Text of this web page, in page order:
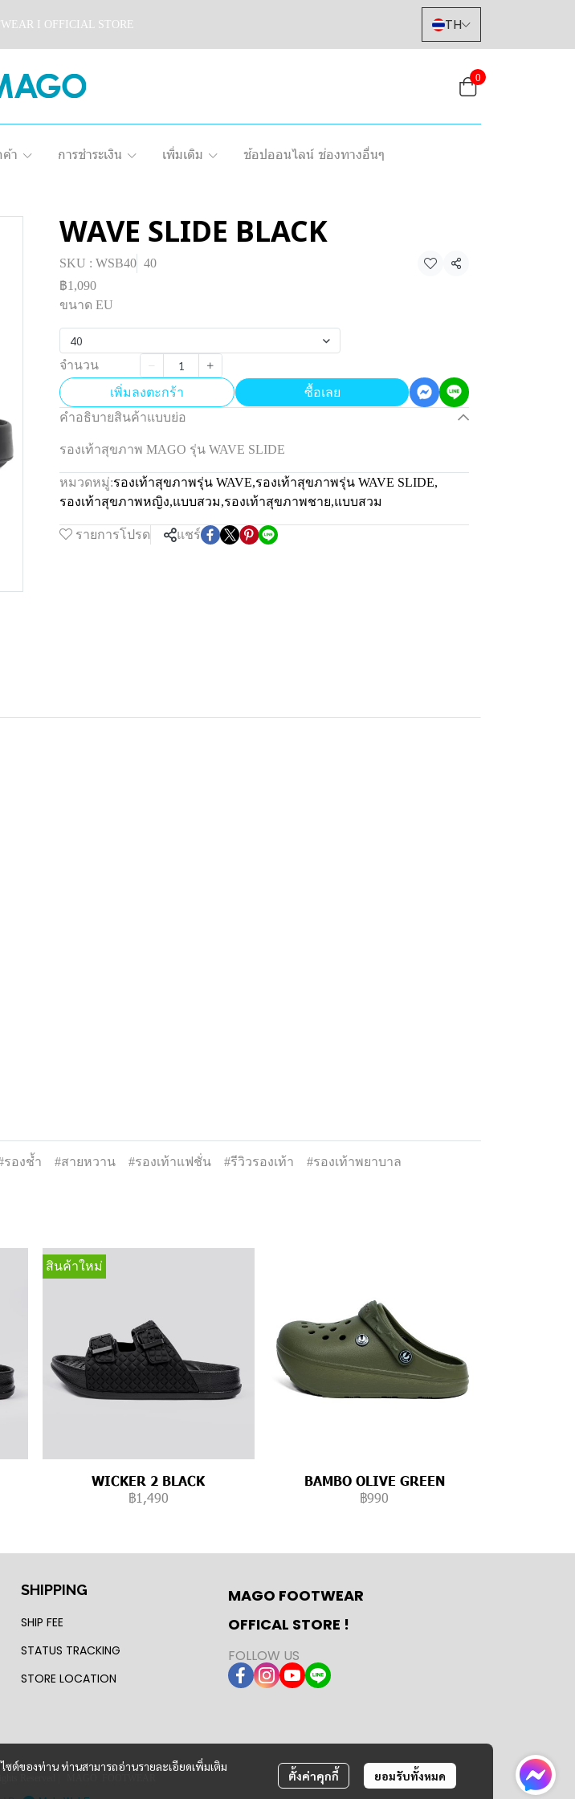
I OFFICIAL STORE TH
0
า การชำระเงิน เพิ่มเติม ช้อปออนไลน์ ช่องทางอื่นๆ
WAVE SLIDE BLACK
SKU : WSB40 40
แชร์
฿1,090
ขนาด EU
40
จำนวน
เพิ่มลงตะกร้า
ซื้อเลย
คำอธิบายสินค้าแบบย่อ
รองเท้าสุขภาพ MAGO รุ่น WAVE SLIDE
หมวดหมู่:รองเท้าสุขภาพรุ่น WAVE,รองเท้าสุขภาพรุ่น WAVE SLIDE,
รองเท้าสุขภาพหญิง,แบบสวม,รองเท้าสุขภาพชาย,แบบสวม
รายการโปรด แชร์
รองช้ำ #สายหวาน #รองเท้าแฟชั่น #รีวิวรองเท้า
#รองเท้าพยาบาล
สินค้าใหม่
WICKER 2 BLACK
฿1,490
BAMBO OLIVE GREEN
฿990
ต์ของท่าน ท่านสามารถอ่านรายละเอียดเพิ่มเติม
ตั้งค่าคุกกี้ ยอมรับทั้งหมด
SHIPPING
SHIP FEE
STATUS TRACKING
STORE LOCATION
MAGO FOOTWEAR
OFFICAL STORE !
FOLLOW US